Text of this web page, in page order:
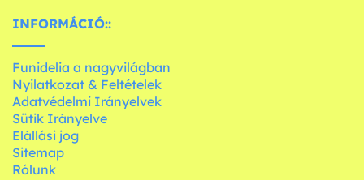
INFORMÁCIÓ::
Funidelia a nagyvilágban
Nyilatkozat & Feltételek
Adatvédelmi Irányelvek
Sütik Irányelve
Elállási jog
Sitemap
Rólunk